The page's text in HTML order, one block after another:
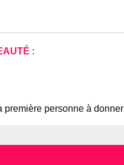
:
première personne à